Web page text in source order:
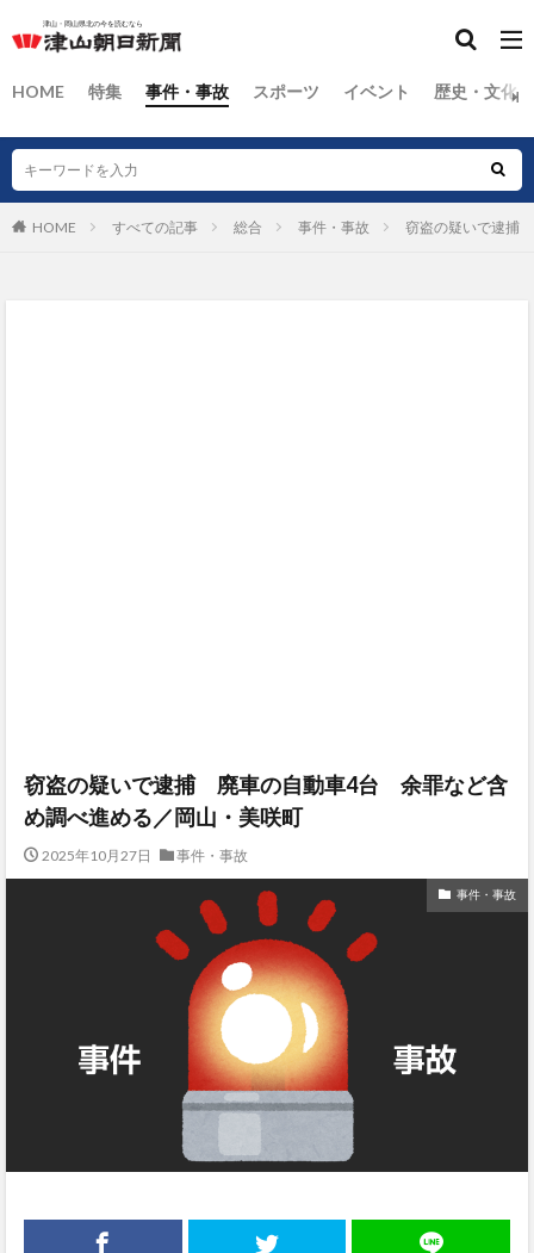
HOME 特集 事件・事故 スポーツ イベント 歴史・文化
HOME すべての記事 総合 事件・事故 窃盗の疑いで逮捕
窃盗の疑いで逮捕 廃車の自動車4台 余罪など含
め調べ進める／岡山・美咲町
2025年10月27日 事件・事故
事件・事故